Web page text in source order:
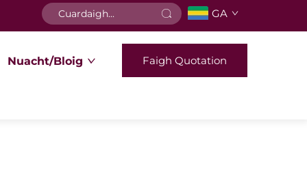
GA
Nuacht/Bloig Faigh Quotation